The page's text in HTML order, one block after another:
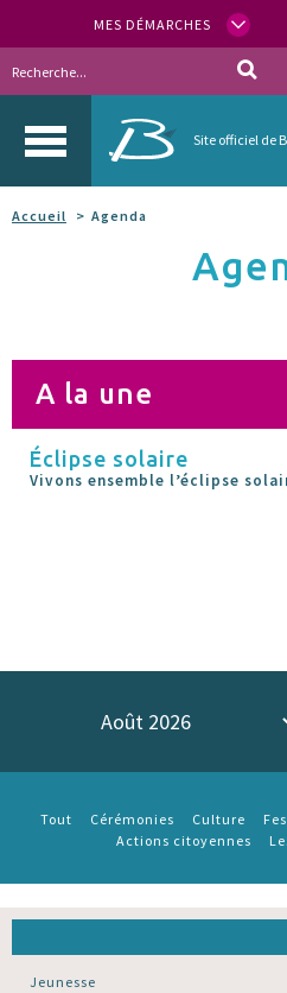
MES DÉMARCHES
Site officiel de
Accueil Agenda
A la une
Éclipse solaire
Vivons ensemble l’éclipse
Tout Cérémonies Culture
Actions citoyennes
Jeunesse